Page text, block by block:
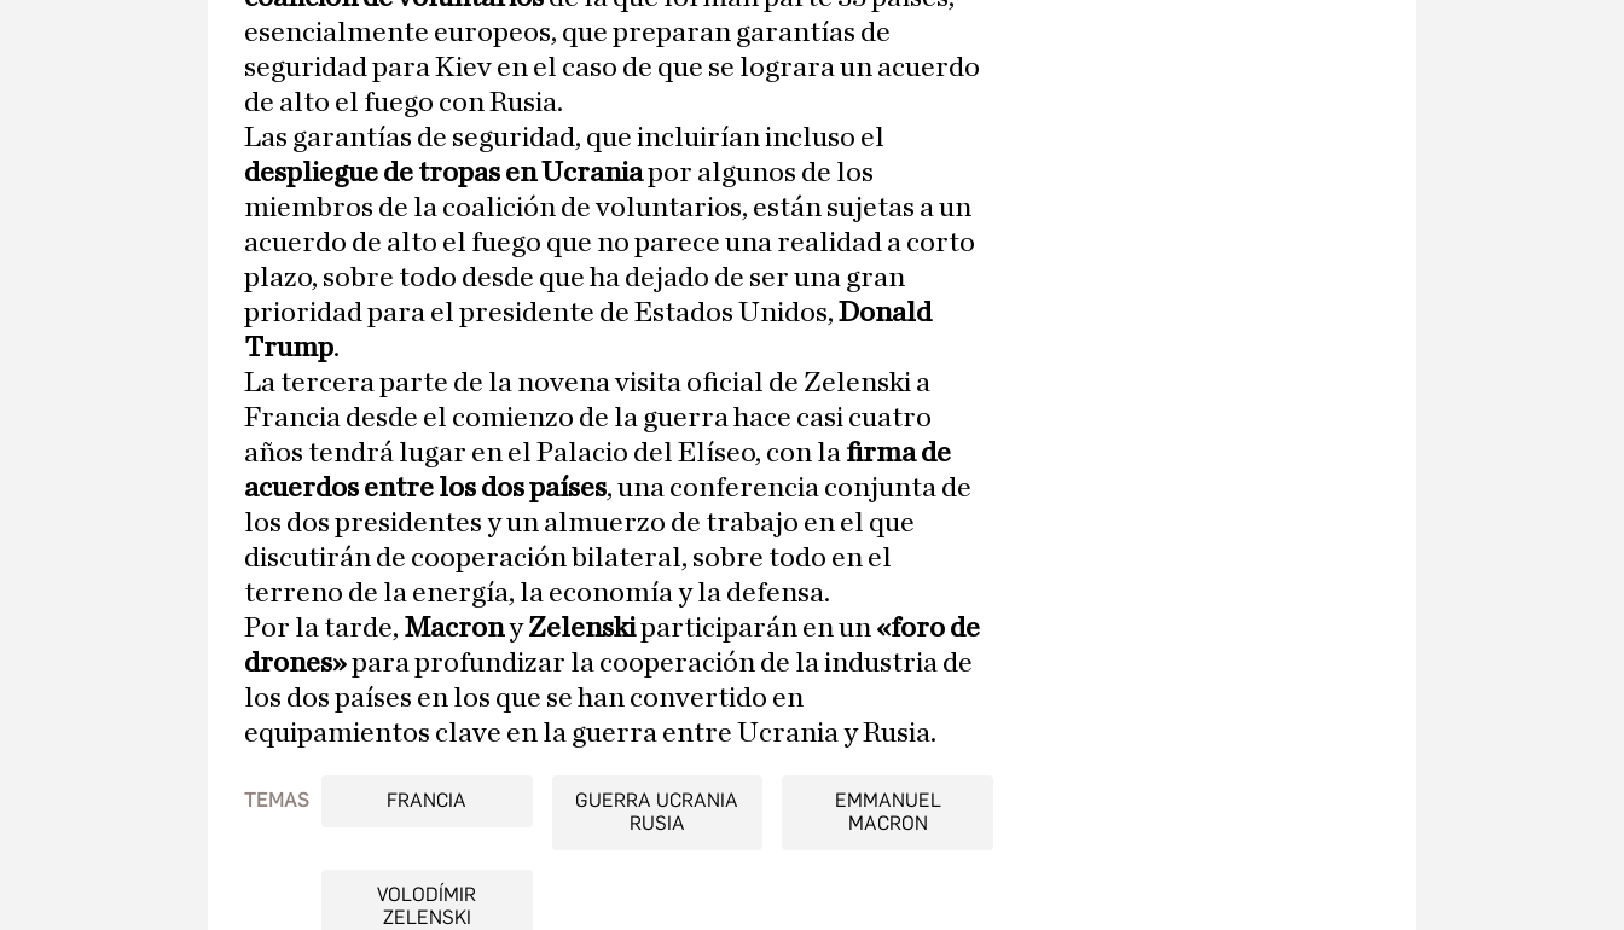
esencialmente europeos, que preparan garantías de
seguridad para Kiev en el caso de que se lograra un acuerdo
de alto el fuego con Rusia.
Las garantías de seguridad, que incluirían incluso el
despliegue de tropas en Ucraniapor algunos de los
miembros de la coalición de voluntarios, están sujetas a un
acuerdo de alto el fuego que no parece una realidad a corto
plazo, sobre todo desde que ha dejado de ser una gran
prioridad para el presidente de Estados Unidos, Donald
Trump.
La tercera parte de la novena visita oficial de Zelenski a
Francia desde el comienzo de la guerra hace casi cuatro
años tendrá lugar en el Palacio del Elíseo, con la firma de
acuerdos entre los dos países, una conferencia conjunta de
los dos presidentes y un almuerzo de trabajo en el que
discutirán de cooperación bilateral, sobre todo en el
terreno de la energía, la economía y la defensa.
Por la tarde, MacronyZelenskiparticiparán en un «foro de
drones»para profundizar la cooperación de la industria de
los dos países en los que se han convertido en
equipamientos clave en la guerra entre Ucrania y Rusia.
TEMAS FRANCIA
GUERRA UCRANIA
RUSIA
EMMANUEL
MACRON
VOLODÍMIR
ZELENSKI